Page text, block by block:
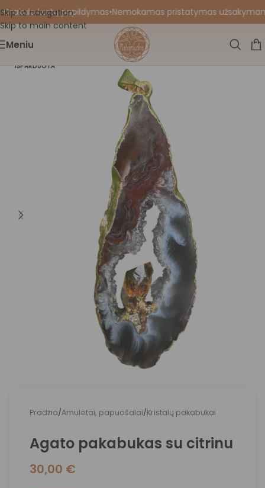
Skip to navigation
Skip to main content
kortų papildymas•Nemokamas pristatymas
Meniu
IŠPARDUOTA
Pradžia/Amuletai, papuošalai/Kristalų pakabukai
Agato pakabukas su citrinu
30,00 €